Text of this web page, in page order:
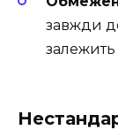
завжди
залежить